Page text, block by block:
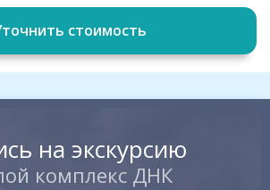
стоимость
на экскурсию
комплекс ДНК